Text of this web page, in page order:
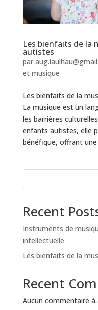
Les bienfaits de la
autistes
par
et musique
Les bienfaits de la
La musique est un
les barrières
enfants autistes, elle
bénéfique, offrant une
Recent
Instruments de
intellectuelle
Les bienfaits de la
Recent
Aucun commentaire à